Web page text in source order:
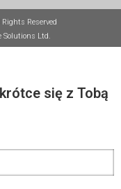
Reserved
Solutions Ltd.
się z Tobą